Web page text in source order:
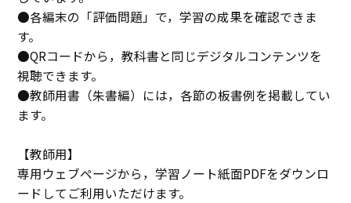
●各編末の「評価問題」で，学習の成果を確認できま
す。
●QRコードから，教科書と同じデジタルコンテンツを
視聴できます。
●教師用書（朱書編）には，各節の板書例を掲載してい
ます。
【教師用】
専用ウェブページから，学習ノート紙面PDFをダウンロ
ードしてご利用いただけます。